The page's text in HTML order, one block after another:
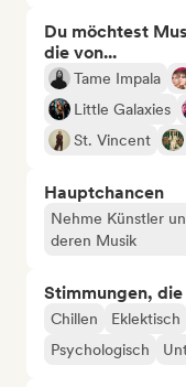
Du möchtest
die von...
Tame Impala
Little Galaxies
St. Vincent
Hauptchancen
Nehme Künstler
deren Musik
Stimmungen,
Chillen Eklektisch
Psychologisch